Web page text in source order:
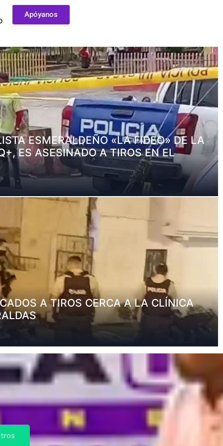
Apóyanos
ESMERALDEÑO «LA FIDEO» DE LA
ES ASESINADO A TIROS EN EL
A TIROS CERCA A LA CLÍNICA